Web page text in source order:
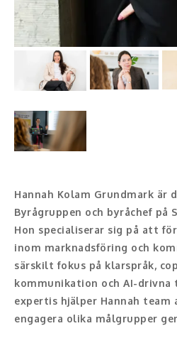
Konferencier
Workshopledare, facilitator
Radio och TV-profiler
Underhållning och event
Humoristiska föredrag
Ljus och belysning
Konst
Middagsunderhållning
Hannah Kolam Grundmark är
Byrågruppen och byråchef på
Hon specialiserar sig på att
inom marknadsföring och
särskilt fokus på klarspråk,
kommunikation och AI-drivna
expertis hjälper Hannah
engagera olika målgrupper